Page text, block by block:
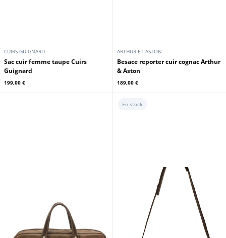
CUIRS GUIGNARD
Sac cuir femme taupe Cuirs
Guignard
199,00 €
ARTHUR ET ASTON
Besace reporter cuir cognac Arthur
& Aston
189,00 €
En stock